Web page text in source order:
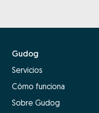
Gudog
Servicios
Cómo funciona
Sobre Gudog